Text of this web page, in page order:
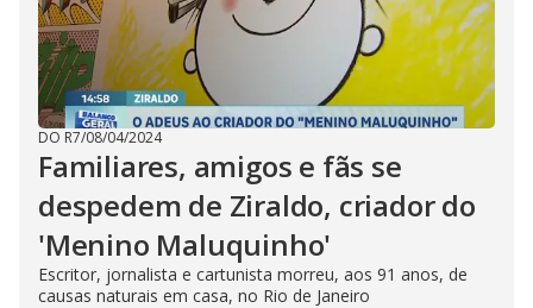
DO R7/08/04/2024
Familiares, amigos e fãs se
despedem de Ziraldo, criador do
'Menino Maluquinho'
Escritor, jornalista e cartunista morreu, aos 91 anos, de
causas naturais em casa, no Rio de Janeiro